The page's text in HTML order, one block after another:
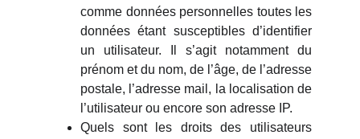
comme données personnelles toutes les
données étant susceptibles d’identifier
un utilisateur. Il s’agit notamment du
prénom et du nom, de l’âge, de l’adresse
postale, l’adresse mail, la localisation de
l’utilisateur ou encore son adresse IP.
Quels sont les droits des utilisateurs